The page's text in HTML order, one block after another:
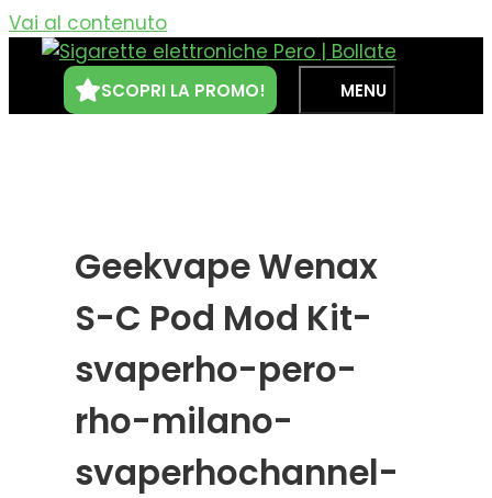
Vai al contenuto
SCOPRI LA PROMO! MENU
Geekvape Wenax
S-C Pod Mod Kit-
svaperho-pero-
rho-milano-
svaperhochannel-